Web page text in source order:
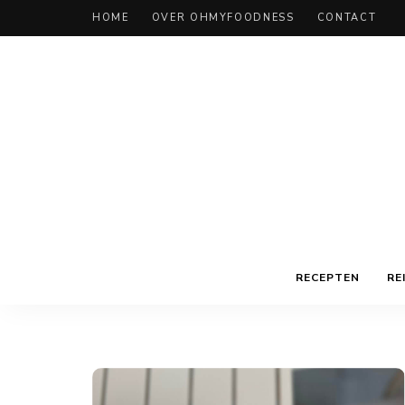
HOME OVER OHMYFOODNESS CONTACT
RECEPTEN